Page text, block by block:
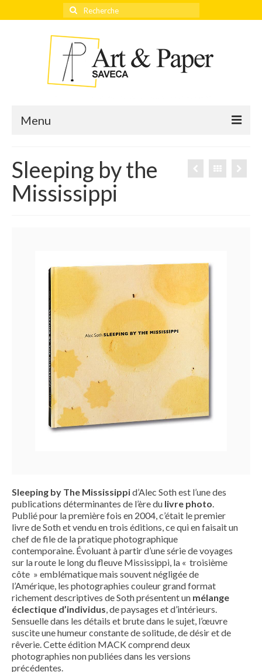
Rechercher
:
Menu
Accueil
Actualités
Sleeping by the
Mississippi
Sleeping by The Mississippid’Alec Soth est l’une des
publications déterminantes de l’ère du livre photo.
Publié pour la première fois en 2004, c’était le premier
livre de Soth et vendu en trois éditions, ce qui en faisait un
chef de file de la pratique photographique
contemporaine. Évoluant à partir d’une série de voyages
sur la route le long du fleuve Mississippi, la « troisième
côte » emblématique mais souvent négligée de
l’Amérique, les photographies couleur grand format
richement descriptives de Soth présentent un mélange
éclectique d’individus, de paysages et d’intérieurs.
Sensuelle dans les détails et brute dans le sujet, l’œuvre
suscite une humeur constante de solitude, de désir et de
rêverie. Cette édition MACK comprend deux
photographies non publiées dans les versions
précédentes.